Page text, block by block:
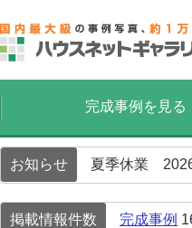
完成事例を見る
お知らせ 夏季休業
掲載情報件数 完成事例